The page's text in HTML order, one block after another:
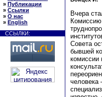
» Публикации
» Ссылки
» О нас
» English
ССЫЛКИ:
Вчера
Комиссию
Совета
бывшей
комиссии
человека